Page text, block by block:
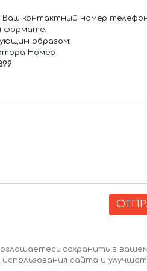
контактный номер
формате.
образом:
Номер
сохранить в
сайта и